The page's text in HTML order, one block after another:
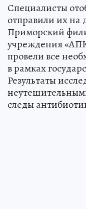
Специалисты
отправили их на
Приморский
учреждения
провели все
в рамках
Результаты
следы